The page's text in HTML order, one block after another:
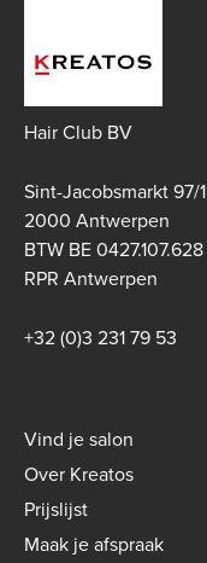
Hair Club BV
Sint-Jacobsmarkt 97/1
2000 Antwerpen
BTW BE 0427.107.628
RPR Antwerpen
+32 (0)3 231 79 53
Footer
menu
-
B2C
Vind je salon
Over Kreatos
Prijslijst
Maak je afspraak